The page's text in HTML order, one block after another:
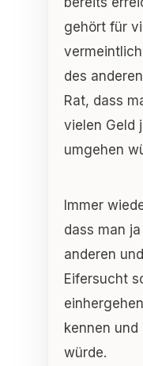
gehört für
des
Rat, dass
vielen Geld
umgehen
Immer
dass man
anderen
Eifersucht
kennen
würde.